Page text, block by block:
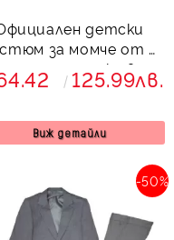
детски
за момче от 5
части със сако в
Сивина
125.99лв.
Виж детайли
-50%